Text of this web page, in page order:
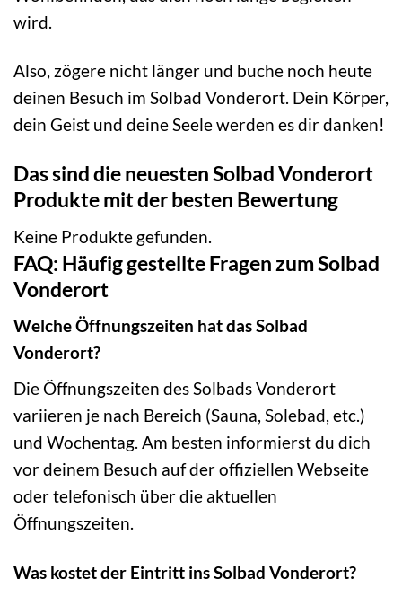
wird.
Also, zögere nicht länger und buche noch heute
deinen Besuch im Solbad Vonderort. Dein Körper,
dein Geist und deine Seele werden es dir danken!
Das sind die neuesten Solbad Vonderort
Produkte mit der besten Bewertung
Keine Produkte gefunden.
FAQ: Häufig gestellte Fragen zum Solbad
Vonderort
Welche Öffnungszeiten hat das Solbad
Vonderort?
Die Öffnungszeiten des Solbads Vonderort
variieren je nach Bereich (Sauna, Solebad, etc.)
und Wochentag. Am besten informierst du dich
vor deinem Besuch auf der offiziellen Webseite
oder telefonisch über die aktuellen
Öffnungszeiten.
Was kostet der Eintritt ins Solbad Vonderort?